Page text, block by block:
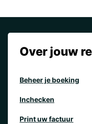
Over jouw
Beheer je boeking
Inchecken
Print uw factuur